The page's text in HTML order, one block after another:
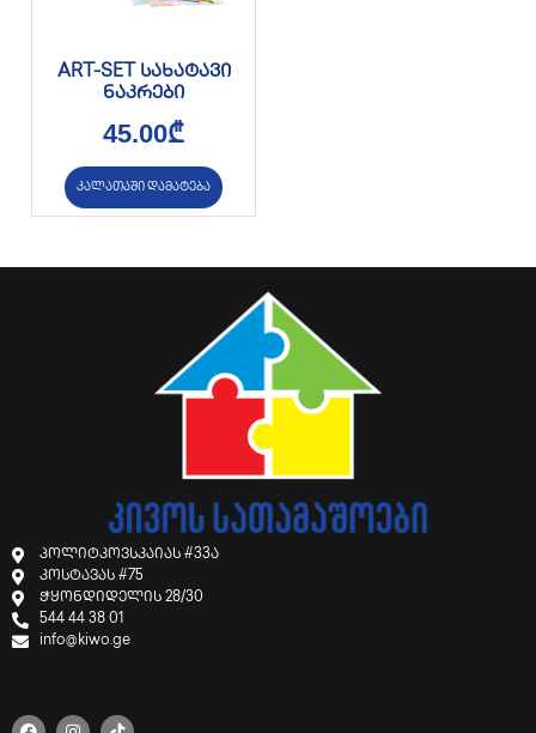
ART-SET სახატავი
ნაკრები
45.00₾
კალათაში დამატება
პოლიტკოვსკაიას #33ა
კოსტავას #75
ჭყონდიდელის 28/30
544 44 38 01
info@kiwo.ge